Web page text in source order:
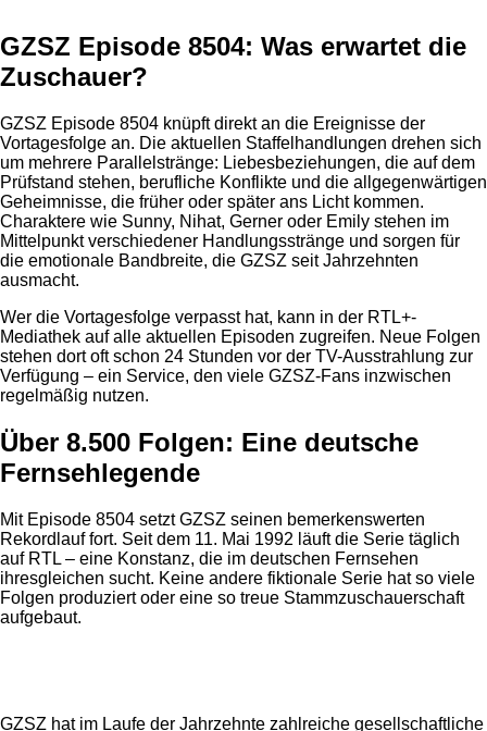
GZSZ Episode 8504: Was erwartet die
Zuschauer?
GZSZ Episode 8504 knüpft direkt an die Ereignisse der
Vortagesfolge an. Die aktuellen Staffelhandlungen drehen sich
um mehrere Parallelstränge: Liebesbeziehungen, die auf dem
Prüfstand stehen, berufliche Konflikte und die allgegenwärtigen
Geheimnisse, die früher oder später ans Licht kommen.
Charaktere wie Sunny, Nihat, Gerner oder Emily stehen im
Mittelpunkt verschiedener Handlungsstränge und sorgen für
die emotionale Bandbreite, die GZSZ seit Jahrzehnten
ausmacht.
Wer die Vortagesfolge verpasst hat, kann in der RTL+-
Mediathek auf alle aktuellen Episoden zugreifen. Neue Folgen
stehen dort oft schon 24 Stunden vor der TV-Ausstrahlung zur
Verfügung – ein Service, den viele GZSZ-Fans inzwischen
regelmäßig nutzen.
Über 8.500 Folgen: Eine deutsche
Fernsehlegende
Mit Episode 8504 setzt GZSZ seinen bemerkenswerten
Rekordlauf fort. Seit dem 11. Mai 1992 läuft die Serie täglich
auf RTL – eine Konstanz, die im deutschen Fernsehen
ihresgleichen sucht. Keine andere fiktionale Serie hat so viele
Folgen produziert oder eine so treue Stammzuschauerschaft
aufgebaut.
GZSZ hat im Laufe der Jahrzehnte zahlreiche gesellschaftliche